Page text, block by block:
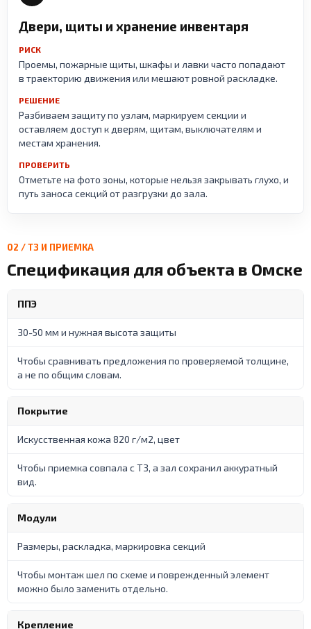
Двери, щиты и хранение инвентаря
РИСК
Проемы, пожарные щиты, шкафы и лавки часто попадают
в траекторию движения или мешают ровной раскладке.
РЕШЕНИЕ
Разбиваем защиту по узлам, маркируем секции и
оставляем доступ к дверям, щитам, выключателям и
местам хранения.
ПРОВЕРИТЬ
Отметьте на фото зоны, которые нельзя закрывать глухо, и
путь заноса секций от разгрузки до зала.
02 / ТЗ И ПРИЕМКА
Спецификация для объекта в Омске
ППЭ
30-50 мм и нужная высота защиты
Чтобы сравнивать предложения по проверяемой толщине,
а не по общим словам.
Покрытие
Искусственная кожа 820 г/м2, цвет
Чтобы приемка совпала с ТЗ, а зал сохранил аккуратный
вид.
Модули
Размеры, раскладка, маркировка секций
Чтобы монтаж шел по схеме и поврежденный элемент
можно было заменить отдельно.
Крепление